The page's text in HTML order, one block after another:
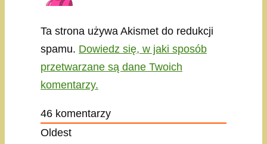
Ta strona używa Akismet do redukcji
spamu. Dowiedz się, w jaki sposób
przetwarzane są dane Twoich
komentarzy.
46 komentarzy
Oldest